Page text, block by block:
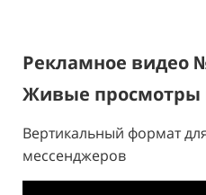
Рекламное видео
Живые просмотры
Вертикальный формат
мессенджеров